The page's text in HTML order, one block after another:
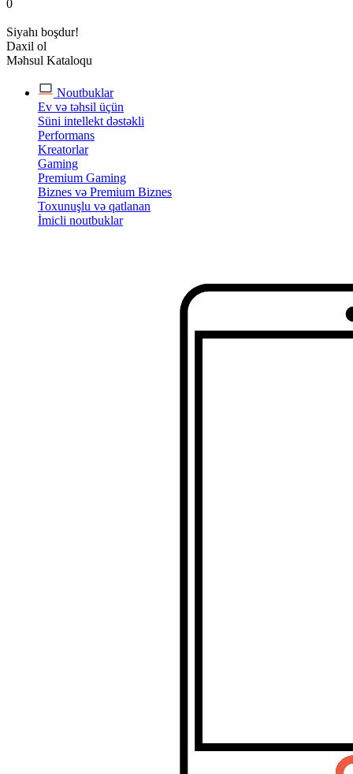
0
Siyahı boşdur!
Daxil ol
Məhsul Kataloqu
Noutbuklar
Ev və təhsil üçün
Süni intellekt dəstəkli
Performans
Kreatorlar
Gaming
Premium Gaming
Biznes və Premium Biznes
Toxunuşlu və qatlanan
İmicli noutbuklar